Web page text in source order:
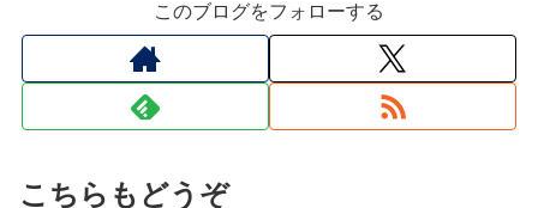
このブログをフォローする
こちらもどうぞ